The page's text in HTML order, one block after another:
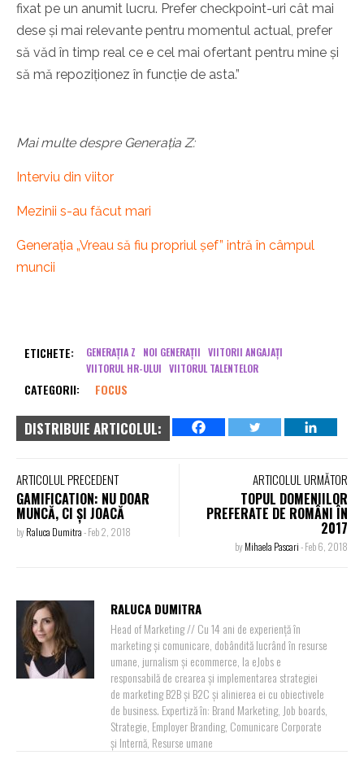
fixat pe un anumit lucru. Prefer checkpoint-uri cât mai
dese și mai relevante pentru momentul actual, prefer
să văd în timp real ce e cel mai ofertant pentru mine și
să mă repoziționez în funcție de asta.”
Mai multe despre Generația Z:
Interviu din viitor
Mezinii s-au făcut mari
Generația „Vreau să fiu propriul șef” intră în câmpul
muncii
ETICHETE: GENERAȚIA Z NOI GENERAȚII VIITORII ANGAJAȚI
VIITORUL HR-ULUI VIITORUL TALENTELOR
CATEGORII: FOCUS
DISTRIBUIE ARTICOLUL:
ARTICOLUL PRECEDENT
GAMIFICATION: NU DOAR
MUNCĂ, CI ȘI JOACĂ
byRaluca Dumitra-Feb 2, 2018
ARTICOLUL URMĂTOR
TOPUL DOMENIILOR
PREFERATE DE ROMÂNI ÎN
2017
byMihaela Pascari-Feb 6, 2018
RALUCA DUMITRA
Head of Marketing // Cu 14 ani de experiență în
marketing și comunicare, dobândită lucrând în resurse
umane, jurnalism și ecommerce, la eJobs e
responsabilă de crearea și implementarea strategiei
de marketing B2B și B2C și alinierea ei cu obiectivele
de business. Expertiză în: Brand Marketing, Job boards,
Strategie, Employer Branding, Comunicare Corporate
și Internă, Resurse umane